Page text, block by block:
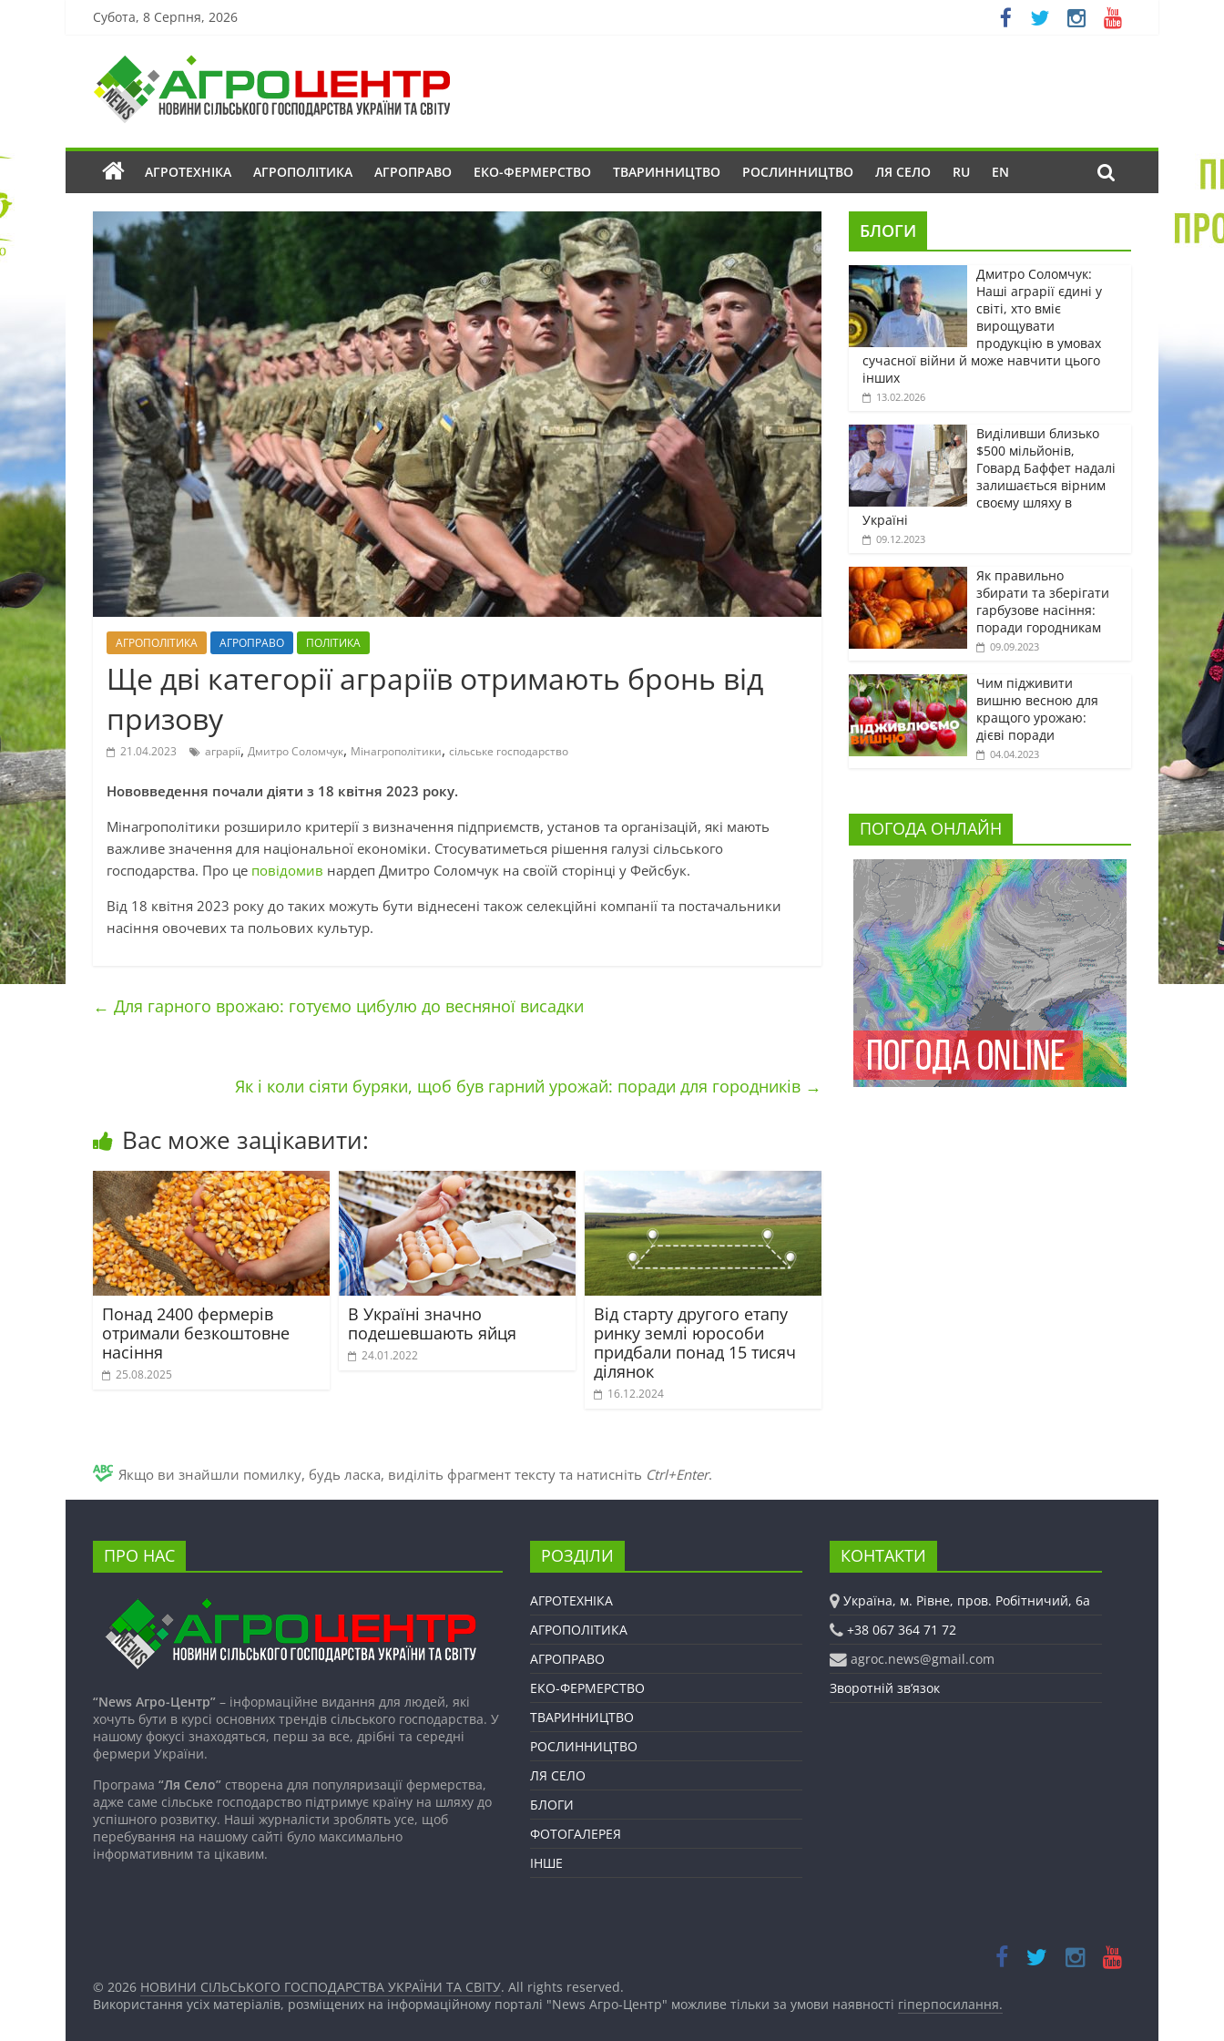
Субота, 8 Серпня, 2026
АГРОТЕХНІКА АГРОПОЛІТИКА АГРОПРАВО ЕКО-ФЕРМЕРСТВО ТВАРИННИЦТВО РОСЛИННИЦТВО ЛЯ СЕЛО RU EN
АГРОПОЛІТИКА АГРОПРАВО ПОЛІТИКА
Ще дві категорії аграріїв отримають бронь від
призову
21.04.2023 аграрії, Дмитро Соломчук, Мінагрополітики, сільське господарство
Нововведення почали діяти з 18 квітня 2023 року.
Мінагрополітики розширило критерії з визначення підприємств, установ та організацій, які мають
важливе значення для національної економіки. Стосуватиметься рішення галузі сільського
господарства. Про це повідомив нардеп Дмитро Соломчук на своїй сторінці у Фейсбук.
Від 18 квітня 2023 року до таких можуть бути віднесені також селекційні компанії та постачальники
насіння овочевих та польових культур.
← Для гарного врожаю: готуємо цибулю до весняної висадки
Як і коли сіяти буряки, щоб був гарний урожай: поради для городників →
Вас може зацікавити:
Понад 2400 фермерів
отримали безкоштовне
насіння
25.08.2025
В Україні значно
подешевшають яйця
24.01.2022
Від старту другого етапу
ринку землі юрособи
придбали понад 15 тисяч
ділянок
16.12.2024
БЛОГИ
Дмитро Соломчук:
Наші аграрії єдині у
світі, хто вміє
вирощувати
продукцію в умовах
сучасної війни й може навчити цього
інших
13.02.2026
Виділивши близько
$500 мільйонів,
Говард Баффет надалі
залишається вірним
своєму шляху в
Україні
09.12.2023
Як правильно
збирати та зберігати
гарбузове насіння:
поради городникам
09.09.2023
Чим підживити
вишню весною для
кращого урожаю:
дієві поради
04.04.2023
ПОГОДА ОНЛАЙН
Якщо ви знайшли помилку, будь ласка, виділіть фрагмент тексту та натисніть Ctrl+Enter.
ПРО НАС
“News Агро-Центр” – інформаційне видання для людей, які
хочуть бути в курсі основних трендів сільського господарства. У
нашому фокусі знаходяться, перш за все, дрібні та середні
фермери України.
Програма “Ля Село” створена для популяризації фермерства,
адже саме сільське господарство підтримує країну на шляху до
успішного розвитку. Наші журналісти зроблять усе, щоб
перебування на нашому сайті було максимально
інформативним та цікавим.
РОЗДІЛИ
АГРОТЕХНІКА
АГРОПОЛІТИКА
АГРОПРАВО
ЕКО-ФЕРМЕРСТВО
ТВАРИННИЦТВО
РОСЛИННИЦТВО
ЛЯ СЕЛО
БЛОГИ
ФОТОГАЛЕРЕЯ
ІНШЕ
КОНТАКТИ
Україна, м. Рівне, пров. Робітничий, 6а
+38 067 364 71 72
agroc.news@gmail.com
Зворотній зв’язок
© 2026 НОВИНИ СІЛЬСЬКОГО ГОСПОДАРСТВА УКРАЇНИ ТА СВІТУ. All rights reserved.
Використання усіх матеріалів, розміщених на інформаційному порталі "News Агро-Центр" можливе тільки за умови наявності гіперпосилання.